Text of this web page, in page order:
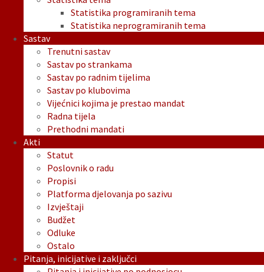
Statistika programiranih tema
Statistika neprogramiranih tema
Sastav
Trenutni sastav
Sastav po strankama
Sastav po radnim tijelima
Sastav po klubovima
Vijećnici kojima je prestao mandat
Radna tijela
Prethodni mandati
Akti
Statut
Poslovnik o radu
Propisi
Platforma djelovanja po sazivu
Izvještaji
Budžet
Odluke
Ostalo
Pitanja, inicijative i zaključci